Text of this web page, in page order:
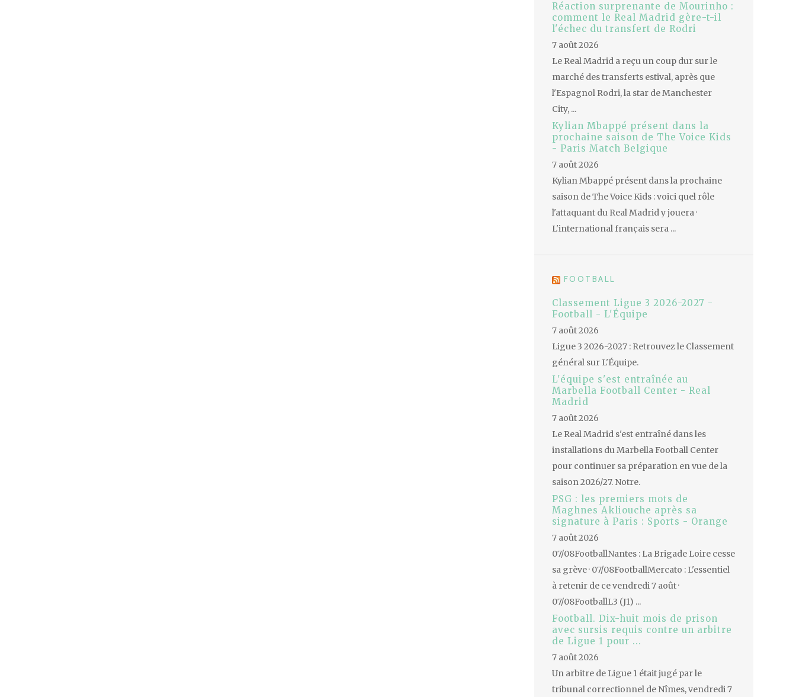
Réaction surprenante de Mourinho :
comment le Real Madrid gère-t-il
l'échec du transfert de Rodri
7 août 2026
Le Real Madrid a reçu un coup dur sur le
marché des transferts estival, après que
l'Espagnol Rodri, la star de Manchester
City, ...
Kylian Mbappé présent dans la
prochaine saison de The Voice Kids
- Paris Match Belgique
7 août 2026
Kylian Mbappé présent dans la prochaine
saison de The Voice Kids : voici quel rôle
l'attaquant du Real Madrid y jouera ·
L'international français sera ...
FOOTBALL
Classement Ligue 3 2026-2027 -
Football - L'Équipe
7 août 2026
Ligue 3 2026-2027 : Retrouvez le Classement
général sur L'Équipe.
L'équipe s'est entraînée au
Marbella Football Center - Real
Madrid
7 août 2026
Le Real Madrid s'est entraîné dans les
installations du Marbella Football Center
pour continuer sa préparation en vue de la
saison 2026/27. Notre.
PSG : les premiers mots de
Maghnes Akliouche après sa
signature à Paris : Sports - Orange
7 août 2026
07/08FootballNantes : La Brigade Loire cesse
sa grève · 07/08FootballMercato : L'essentiel
à retenir de ce vendredi 7 août ·
07/08FootballL3 (J1) ...
Football. Dix-huit mois de prison
avec sursis requis contre un arbitre
de Ligue 1 pour ...
7 août 2026
Un arbitre de Ligue 1 était jugé par le
tribunal correctionnel de Nîmes, vendredi 7